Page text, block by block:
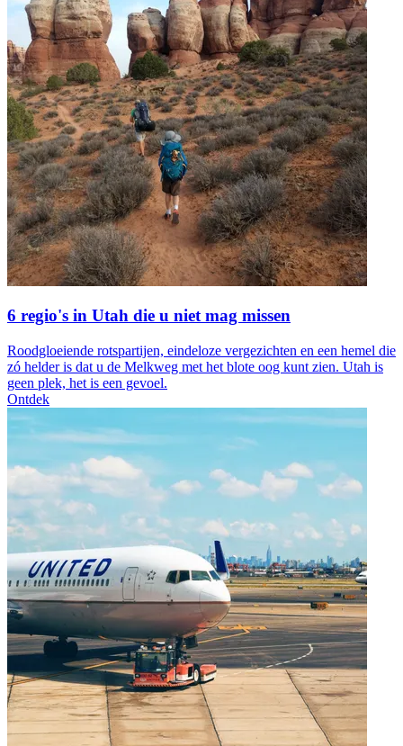
6 regio's in Utah die u niet mag missen
Roodgloeiende rotspartijen, eindeloze vergezichten en een hemel die
zó helder is dat u de Melkweg met het blote oog kunt zien. Utah is
geen plek, het is een gevoel.
Ontdek